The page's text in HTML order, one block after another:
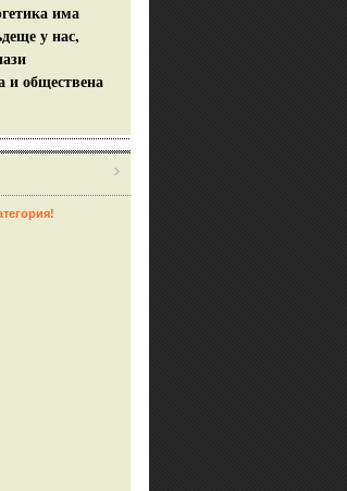
има
у нас,
и обществена